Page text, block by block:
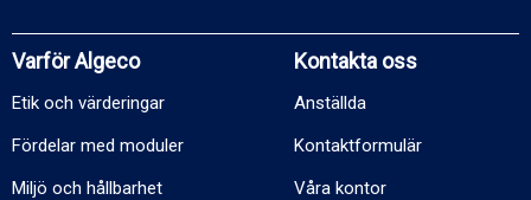
Varför Algeco
Etik och värderingar
Fördelar med moduler
Miljö och hållbarhet
Kontakta oss
Anställda
Kontaktformulär
Våra kontor